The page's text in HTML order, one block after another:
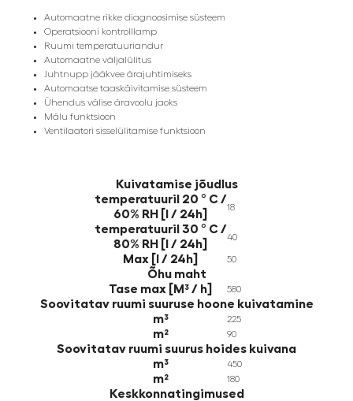
Automaatne rikke diagnoosimise süsteem
Operatsiooni kontrolllamp
Ruumi temperatuuriandur
Automaatne väljalülitus
Juhtnupp jääkvee ärajuhtimiseks
Automaatse taaskäivitamise süsteem
Ühendus välise äravoolu jaoks
Mälu funktsioon
Ventilaatori sisselülitamise funktsioon
Kuivatamise jõudlus
temperatuuril 20 ° C /
60% RH [l / 24h]
18
temperatuuril 30 ° C /
80% RH [l / 24h]
40
Max [l / 24h] 50
Õhu maht
Tase max [M³ / h]
580
Soovitatav ruumi suuruse hoone kuivatamine
m³
225
m² 90
Soovitatav ruumi suurus hoides kuivana
m³
450
m² 180
Keskkonnatingimused